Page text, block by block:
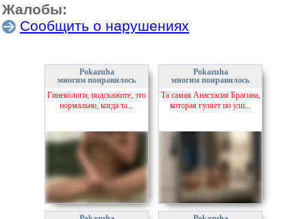
Жалобы:
Сообщить о нарушениях
Pokazuha
многим понравилось
Гинекологи, подскажите, это
нормально, когда та...
Pokazuha
многим понравилось
Та самая Анастасия Брагина,
которая гуляет по ули...